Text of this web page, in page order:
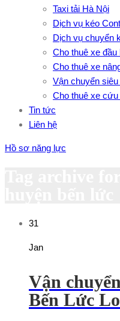
Taxi tải Hà Nội
Dịch vụ kéo
Dịch vụ chuyển
Cho thuê xe đầu
Cho thuê xe
Vận chuyển
Cho thuê xe cứu
Tin tức
Liên hệ
Hồ sơ năng lực
31
Jan
Vận
Bến Lức